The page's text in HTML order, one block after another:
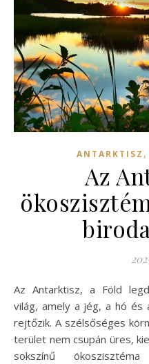
ANTARKTISZ ,
Az
Az Antarktisz, a Föld legdélebbi kontinense, titokzatos
világ, amely a jég, a hó és
rejtőzik. A szélsőséges
terület nem csupán üres,
sokszínű